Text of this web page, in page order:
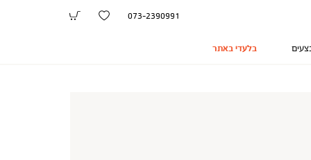
073-2390991
בלעדי באתר